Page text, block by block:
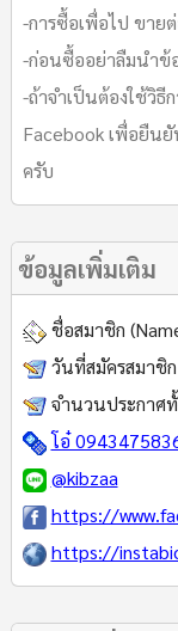
-การซื้อเพื่อไป ขาย
-ก่อนซื้ออย่าลืมนำข้
-ถ้าจำเป็นต้องใช้วิธี
Facebook เพื่อยืน
ครับ
ข้อมูลเพิ่มเติม
ชื่อสมาชิก
วันที่สมัครสมาชิ
จำนวนประกาศ
โอ๋
@kibzaa
https://
https://